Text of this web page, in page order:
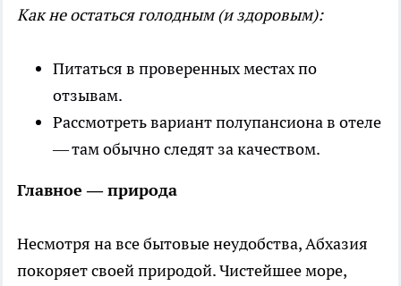
Как не остаться голодным (и здоровым):
Питаться в проверенных местах по
отзывам.
Рассмотреть вариант полупансиона в отеле
— там обычно следят за качеством.
Главное — природа
Несмотря на все бытовые неудобства, Абхазия
покоряет своей природой. Чистейшее море,